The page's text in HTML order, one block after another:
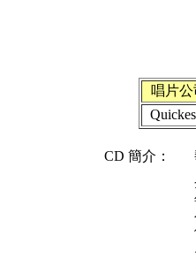
唱片公
CD 簡介：